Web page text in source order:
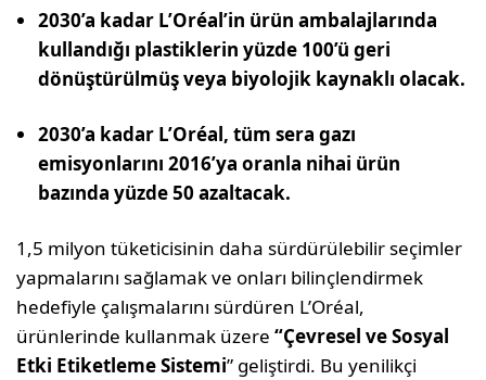
2030’a kadar L’Oréal’in ürün ambalajlarında
kullandığı plastiklerin yüzde 100’ü geri
dönüştürülmüş veya biyolojik kaynaklı olacak.
2030’a kadar L’Oréal, tüm sera gazı
emisyonlarını 2016’ya oranla nihai ürün
bazında yüzde 50 azaltacak.
1,5 milyon tüketicisinin daha sürdürülebilir seçimler
yapmalarını sağlamak ve onları bilinçlendirmek
hedefiyle çalışmalarını sürdüren L’Oréal,
ürünlerinde kullanmak üzere“Çevresel ve Sosyal
Etki Etiketleme Sistemi” geliştirdi. Bu yenilikçi